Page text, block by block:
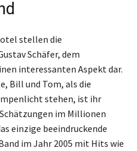
stellen die
Schäfer, dem
interessanten Aspekt dar.
Bill und Tom, als die
stehen, ist ihr
im Millionen
einzige beeindruckende
im Jahr 2005 mit Hits wie